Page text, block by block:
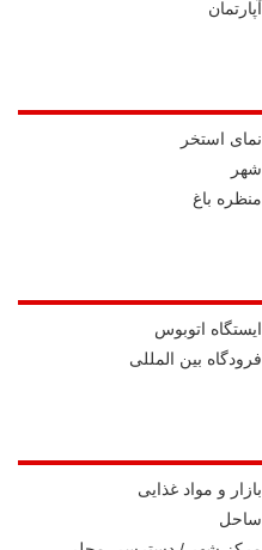
آپارتمان
نمای استخر
شهر
منظره باغ
ايستگاه اتوبوس
فرودگاه بین المللی
بازار و مواد غذایی
ساحل